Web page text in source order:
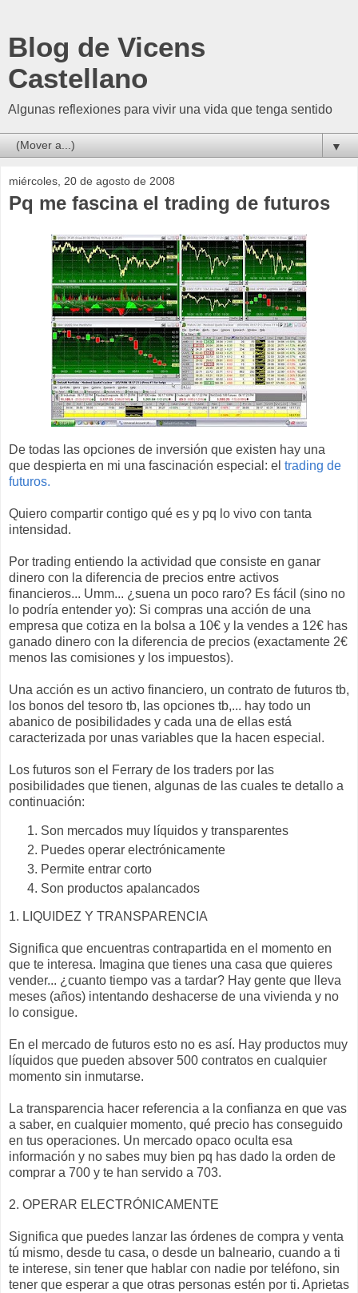
Blog de Vicens
Castellano
Algunas reflexiones para vivir una vida que tenga sentido
▼
miércoles, 20 de agosto de 2008
Pq me fascina el trading de futuros
De todas las opciones de inversión que existen hay una
que despierta en mi una fascinación especial: el trading de
futuros.
Quiero compartir contigo qué es y pq lo vivo con tanta
intensidad.
Por trading entiendo la actividad que consiste en ganar
dinero con la diferencia de precios entre activos
financieros... Umm... ¿suena un poco raro? Es fácil (sino no
lo podría entender yo): Si compras una acción de una
empresa que cotiza en la bolsa a 10€ y la vendes a 12€ has
ganado dinero con la diferencia de precios (exactamente 2€
menos las comisiones y los impuestos).
Una acción es un activo financiero, un contrato de futuros tb,
los bonos del tesoro tb, las opciones tb,... hay todo un
abanico de posibilidades y cada una de ellas está
caracterizada por unas variables que la hacen especial.
Los futuros son el Ferrary de los traders por las
posibilidades que tienen, algunas de las cuales te detallo a
continuación:
Son mercados muy líquidos y transparentes
Puedes operar electrónicamente
Permite entrar corto
Son productos apalancados
1. LIQUIDEZ Y TRANSPARENCIA
Significa que encuentras contrapartida en el momento en
que te interesa. Imagina que tienes una casa que quieres
vender... ¿cuanto tiempo vas a tardar? Hay gente que lleva
meses (años) intentando deshacerse de una vivienda y no
lo consigue.
En el mercado de futuros esto no es así. Hay productos muy
líquidos que pueden absover 500 contratos en cualquier
momento sin inmutarse.
La transparencia hacer referencia a la confianza en que vas
a saber, en cualquier momento, qué precio has conseguido
en tus operaciones. Un mercado opaco oculta esa
información y no sabes muy bien pq has dado la orden de
comprar a 700 y te han servido a 703.
2. OPERAR ELECTRÓNICAMENTE
Significa que puedes lanzar las órdenes de compra y venta
tú mismo, desde tu casa, o desde un balneario, cuando a ti
te interese, sin tener que hablar con nadie por teléfono, sin
tener que esperar a que otras personas estén por ti. Aprietas